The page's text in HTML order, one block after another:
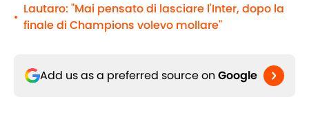
•
Lautaro: "Mai pensato di lasciare l'Inter, dopo la
finale di Champions volevo mollare"
Add us as a preferred source on Google